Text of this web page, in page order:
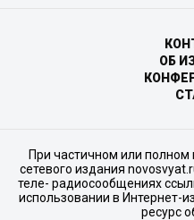
ОБ
При частичном или
сетевого издания
теле- радиосообщениях
использовании в Интернет-
ресурс